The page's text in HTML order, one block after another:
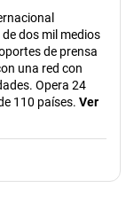
dos mil medios
de prensa
una red con
Opera 24
110 países. Ver